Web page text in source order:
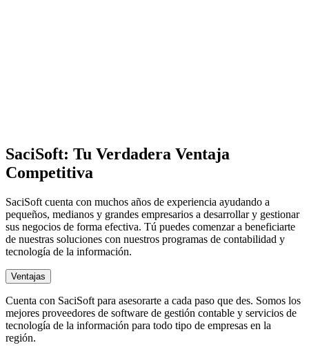
SaciSoft: Tu Verdadera Ventaja
Competitiva
SaciSoft cuenta con muchos años de experiencia ayudando a
pequeños, medianos y grandes empresarios a desarrollar y gestionar
sus negocios de forma efectiva. Tú puedes comenzar a beneficiarte
de nuestras soluciones con nuestros programas de contabilidad y
tecnología de la información.
Ventajas
Cuenta con SaciSoft para asesorarte a cada paso que des. Somos los
mejores proveedores de software de gestión contable y servicios de
tecnología de la información para todo tipo de empresas en la
región.